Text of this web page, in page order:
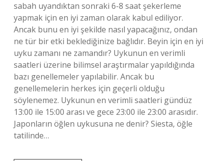
sabah uyandıktan sonraki 6-8 saat şekerleme
yapmak için en iyi zaman olarak kabul ediliyor.
Ancak bunu en iyi şekilde nasıl yapacağınız, ondan
ne tür bir etki beklediğinize bağlıdır. Beyin için en iyi
uyku zamanı ne zamandır? Uykunun en verimli
saatleri üzerine bilimsel araştırmalar yapıldığında
bazı genellemeler yapılabilir. Ancak bu
genellemelerin herkes için geçerli olduğu
söylenemez. Uykunun en verimli saatleri gündüz
13:00 ile 15:00 arası ve gece 23:00 ile 23:00 arasıdır.
Japonların öğlen uykusuna ne denir? Siesta, öğle
tatilinde…